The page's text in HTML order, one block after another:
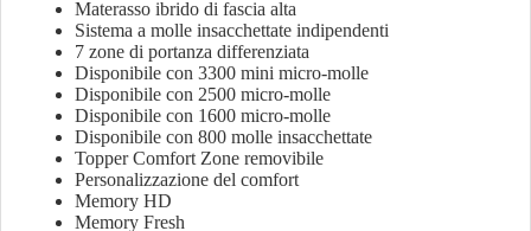
Materasso ibrido di fascia alta
Sistema a molle insacchettate indipendenti
7 zone di portanza differenziata
Disponibile con 3300 mini micro-molle
Disponibile con 2500 micro-molle
Disponibile con 1600 micro-molle
Disponibile con 800 molle insacchettate
Topper Comfort Zone removibile
Personalizzazione del comfort
Memory HD
Memory Fresh